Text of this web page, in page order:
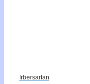
Irbersartan